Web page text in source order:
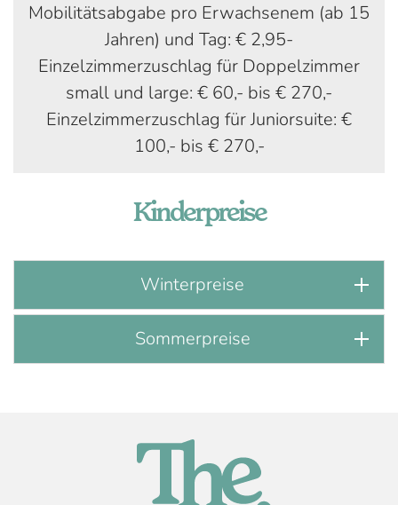
Mobilitätsabgabe pro Erwachsenem (ab 15
Jahren) und Tag: € 2,95-
Einzelzimmerzuschlag für Doppelzimmer
small und large: € 60,- bis € 270,-
Einzelzimmerzuschlag für Juniorsuite: €
100,- bis € 270,-
Kinderpreise
Winterpreise
Sommerpreise